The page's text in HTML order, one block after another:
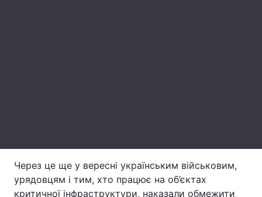
Через це ще у вересні українським військовим,
урядовцям і тим, хто працює на об’єктах
критичної інфраструктури, наказали обмежити